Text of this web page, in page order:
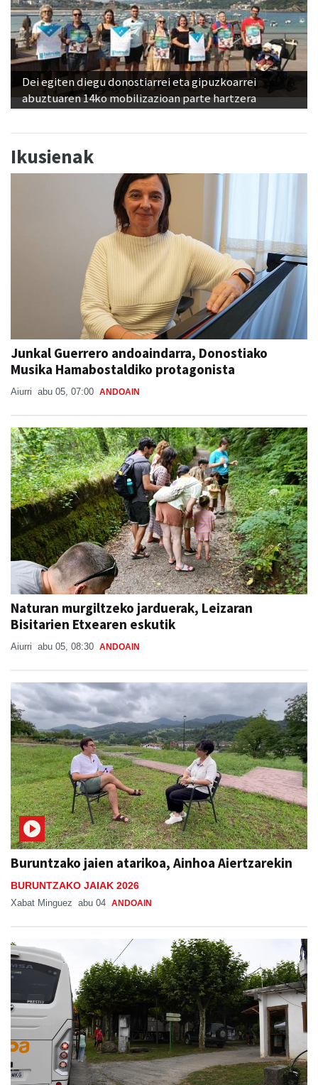
Dei egiten diegu donostiarrei eta gipuzkoarrei
abuztuaren 14ko mobilizazioan parte hartzera
Ikusienak
Junkal Guerrero andoaindarra, Donostiako
Musika Hamabostaldiko protagonista
Aiurri abu 05, 07:00 ANDOAIN
Naturan murgiltzeko jarduerak, Leizaran
Bisitarien Etxearen eskutik
Aiurri abu 05, 08:30 ANDOAIN
Buruntzako jaien atarikoa, Ainhoa Aiertzarekin
BURUNTZAKO JAIAK 2026
Xabat Minguez abu 04 ANDOAIN